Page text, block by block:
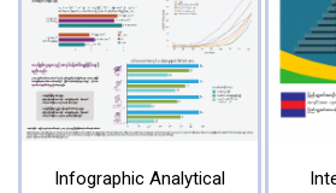
Infographic Analytical